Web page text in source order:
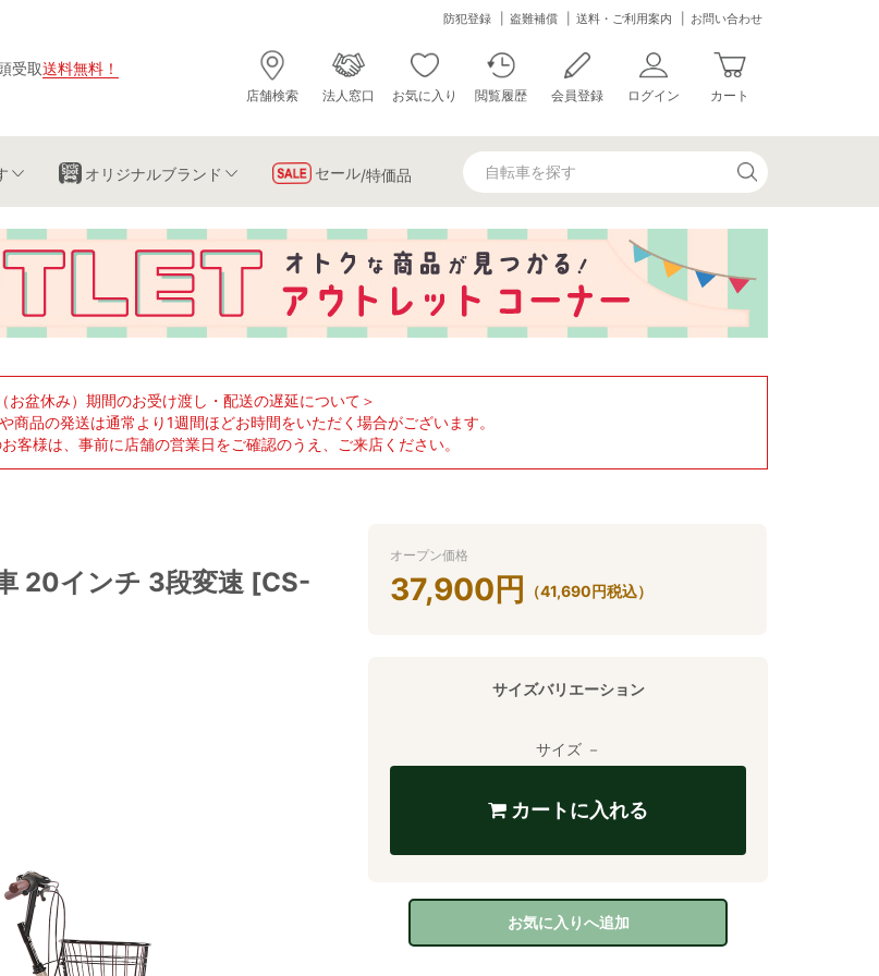
受取送料無料 ！
防犯登録 盗難補償 送料・ご利用案内 お問い合わせ
店舗検索 法人窓口 お気に入り 閲覧履歴 会員登録 ログイン カート
オリジナルブランド セール/特価品
お盆休み）期間のお受け渡し・配送の遅延について＞
商品の発送は通常より1週間ほどお時間をいただく場合がございます。
客様は、事前に店舗の営業日をご確認のうえ、ご来店ください。
20インチ 3段変速 [CS-
オープン価格
37,900 円 （41,690円税込）
サイズバリエーション
サイズ －
カートに入れる
お気に入りへ追加